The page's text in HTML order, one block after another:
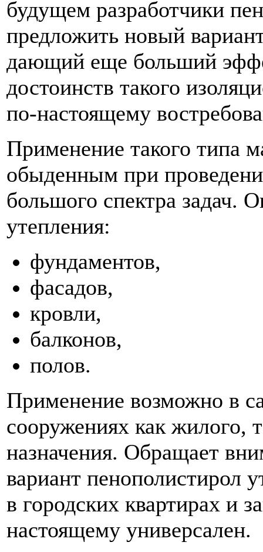
будущем разработчики
предложить новый
дающий еще больший
достоинств такого
по-настоящему
Применение такого типа
обыденным при
большого спектра задач.
утепления:
фундаментов,
фасадов,
кровли,
балконов,
полов.
Применение возможно в
сооружениях как жилого,
назначения. Обращает
вариант пенополистирол
в городских квартирах и
настоящему универсален.